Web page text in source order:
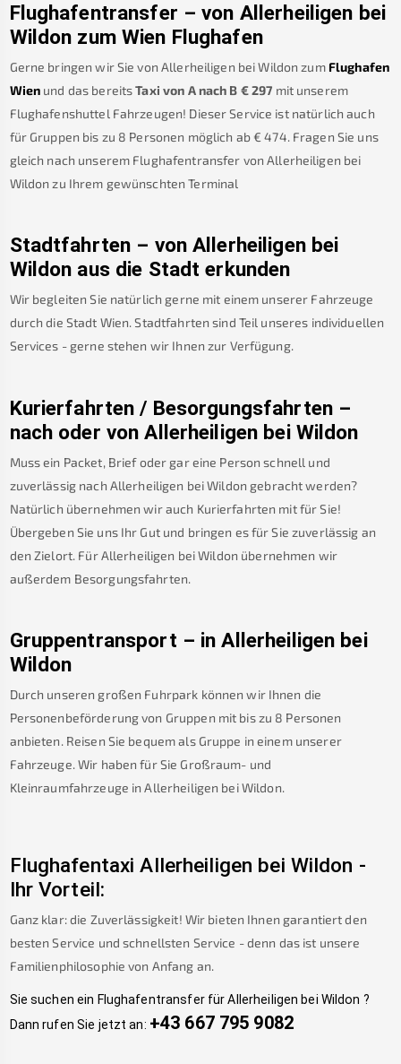
Flughafentransfer – von Allerheiligen bei
Wildon zum Wien Flughafen
Gerne bringen wir Sie von Allerheiligen bei Wildon zum Flughafen
Wien und das bereitsTaxi von A nach B €297 mit unserem
Flughafenshuttel Fahrzeugen! Dieser Service ist natürlich auch
für Gruppen bis zu 8 Personen möglich ab € 474. Fragen Sie uns
gleich nach unserem Flughafentransfer von Allerheiligen bei
Wildon zu Ihrem gewünschten Terminal
Stadtfahrten – von Allerheiligen bei
Wildon aus die Stadt erkunden
Wir begleiten Sie natürlich gerne mit einem unserer Fahrzeuge
durch die Stadt Wien. Stadtfahrten sind Teil unseres individuellen
Services - gerne stehen wir Ihnen zur Verfügung.
Kurierfahrten / Besorgungsfahrten –
nach oder von Allerheiligen bei Wildon
Muss ein Packet, Brief oder gar eine Person schnell und
zuverlässig nach Allerheiligen bei Wildon gebracht werden?
Natürlich übernehmen wir auch Kurierfahrten mit für Sie!
Übergeben Sie uns Ihr Gut und bringen es für Sie zuverlässig an
den Zielort. FürAllerheiligen bei Wildon übernehmen wir
außerdem Besorgungsfahrten.
Gruppentransport – in Allerheiligen bei
Wildon
Durch unseren großen Fuhrpark können wir Ihnen die
Personenbeförderung von Gruppen mit bis zu 8 Personen
anbieten. Reisen Sie bequem als Gruppe in einem unserer
Fahrzeuge. Wir haben für Sie Großraum- und
Kleinraumfahrzeuge in Allerheiligen bei Wildon.
Flughafentaxi Allerheiligen bei Wildon -
Ihr Vorteil:
Ganz klar: die Zuverlässigkeit! Wir bieten Ihnen garantiert den
besten Service und schnellsten Service - denn das ist unsere
Familienphilosophie von Anfang an.
Sie suchen ein Flughafentransfer für Allerheiligen bei Wildon ?
Dann rufen Sie jetzt an: +43 667 795 9082